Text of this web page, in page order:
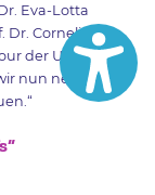
Eva-Lotta
Dr. Cornelia
der Universität
nun neue